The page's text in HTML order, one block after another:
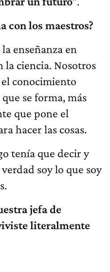
con los maestros?
enseñanza en
la ciencia. Nosotros
conocimiento
se forma, más
que pone el
hacer las cosas.
tenía que decir y
soy lo que soy
jefa de
literalmente